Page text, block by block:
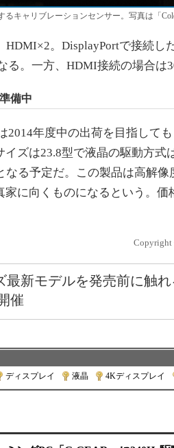
るキャリブレーションセンサー。写真は「
。DisplayPortで接続し
る。一方、HDMI接続の場合は
備中
年度中の出荷を目指して
ズは23.8型で液晶の駆動方式
なる予定だ。この製品は高解
に向くものになるという。価
Copyright
最新モデルを発売前に触
催
ディスプレイ 液晶 4Kディスプレイ